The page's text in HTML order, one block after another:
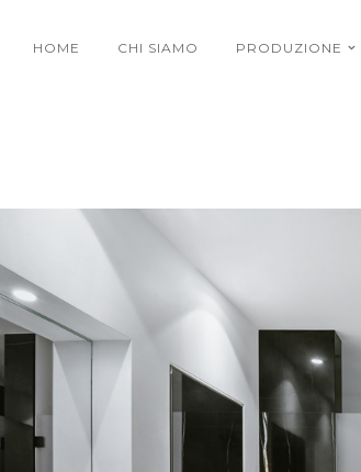
HOME CHI SIAMO PRODUZIONE